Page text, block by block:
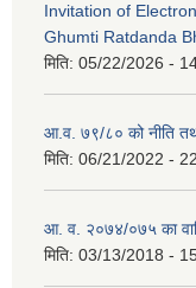
Invitation of
Ghumti Ratdanda
मिति: 05/22/2026 -
आ.व. ७९/८० को नीति
मिति: 06/21/2022 -
आ. व. २०७४/०७५ का
मिति: 03/13/2018 -